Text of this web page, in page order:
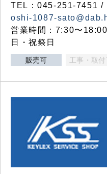
TEL：045-251-7451 /
oshi-1087-
営業時間：7:30〜
日・祝祭日
販売可 工事・取付